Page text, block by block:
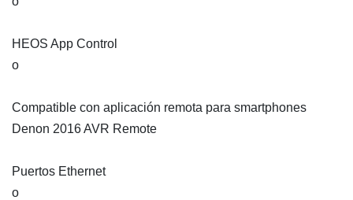
HEOS App Control
o
Compatible con aplicación remota para smartphones
Denon 2016 AVR Remote
Puertos Ethernet
o